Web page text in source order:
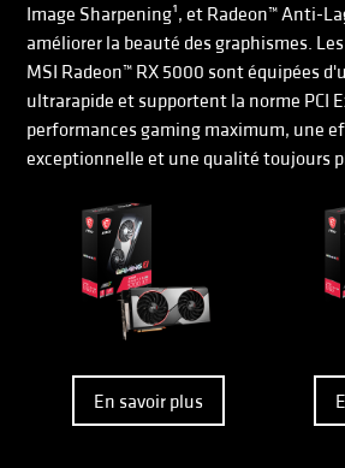
Image Sharpening¹, et Radeon™ Anti-
améliorer la beauté des graphismes.
MSI Radeon™ RX 5000 sont équipées
ultrarapide et supportent la norme PCI
performances gaming maximum, une
exceptionnelle et une qualité toujours
En savoir plus